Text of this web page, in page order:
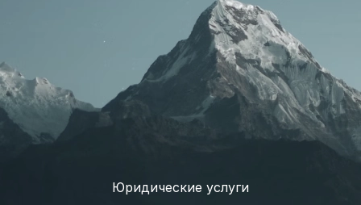
Юридические услуги